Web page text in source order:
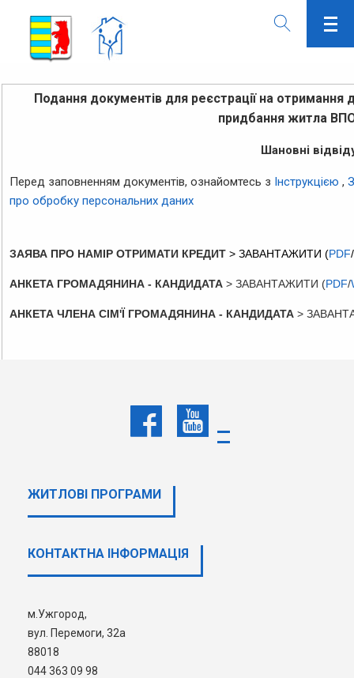
Подання документів для реєстрації на
придбання житла
Шановні
Перед заповненням документів, ознайомтесь з Інструкцією ,
про обробку персональних даних
ЗАЯВА ПРО НАМІР ОТРИМАТИ КРЕДИТ > ЗАВАНТАЖИТИ (PDF/
АНКЕТА ГРОМАДЯНИНА - КАНДИДАТА> ЗАВАНТАЖИТИ (PDF/
АНКЕТА ЧЛЕНА СІМ'Ї ГРОМАДЯНИНА - КАНДИДАТА>
ZKRP.07@MOLOD-KREDIT.GOV.UA
При завантаження заповнених анкет,
Звертаємо вашу увагу! Загальний
У іншому випадку Ваш лист не
Продовжити
ЖИТЛОВІ ПРОГРАМИ
КОНТАКТНА ІНФОРМАЦІЯ
м.Ужгород,
вул. Перемоги, 32а
88018
044 363 09 98